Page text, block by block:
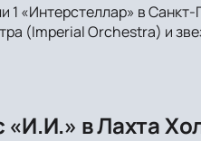
«Интерстеллар» в
(Imperial Orchestra) и
в Лахта